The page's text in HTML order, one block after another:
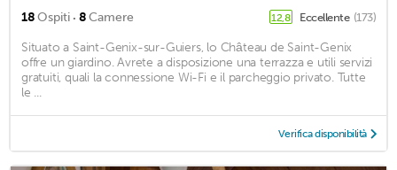
18Ospiti · 8Camere 12,8 Eccellente (173)
Situato a Saint-Genix-sur-Guiers, lo Château de Saint-Genix
offre un giardino. Avrete a disposizione una terrazza e utili servizi
gratuiti, quali la connessione Wi-Fi e il parcheggio privato. Tutte
le ...
Verifica disponibilità